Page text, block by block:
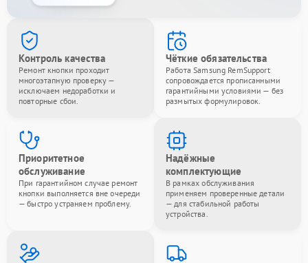
Контроль качества
Ремонт кнопки проходит
многоэтапную проверку —
исключаем недоработки и
повторные сбои.
Чёткие обязательства
Работа Samsung RemSupport
сопровождается прописанными
гарантийными условиями — без
размытых формулировок.
Приоритетное
обслуживание
При гарантийном случае ремонт
кнопки выполняется вне очереди
— быстро устраняем проблему.
Надёжные
комплектующие
В рамках обслуживания
применяем проверенные детали
— для стабильной работы
устройства.